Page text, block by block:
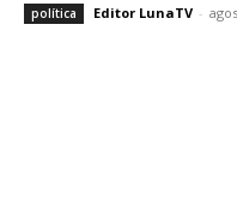
política Editor LunaTV -